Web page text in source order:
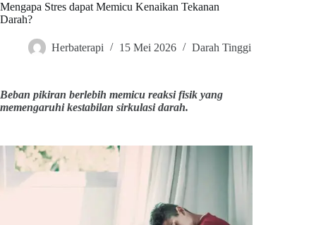
Mengapa Stres dapat Memicu Kenaikan Tekanan
Darah?
Herbaterapi 15 Mei 2026 Darah Tinggi
Beban pikiran berlebih memicu reaksi fisik yang
memengaruhi kestabilan sirkulasi darah.